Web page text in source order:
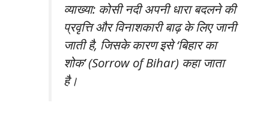
व्याख्या: कोसी नदी अपनी धारा बदलने की
प्रवृत्ति और विनाशकारी बाढ़ के लिए जानी
जाती है, जिसके कारण इसे ‘बिहार का
शोक’ (Sorrow of Bihar) कहा जाता
है।